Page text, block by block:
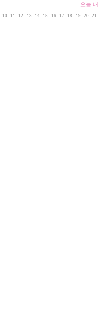
오늘
10 11 12 13 14 15 16 17 18 19 20 21